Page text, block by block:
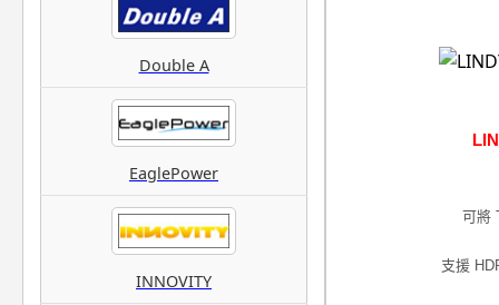
Double A
EaglePower
INNOVITY
可將
支援